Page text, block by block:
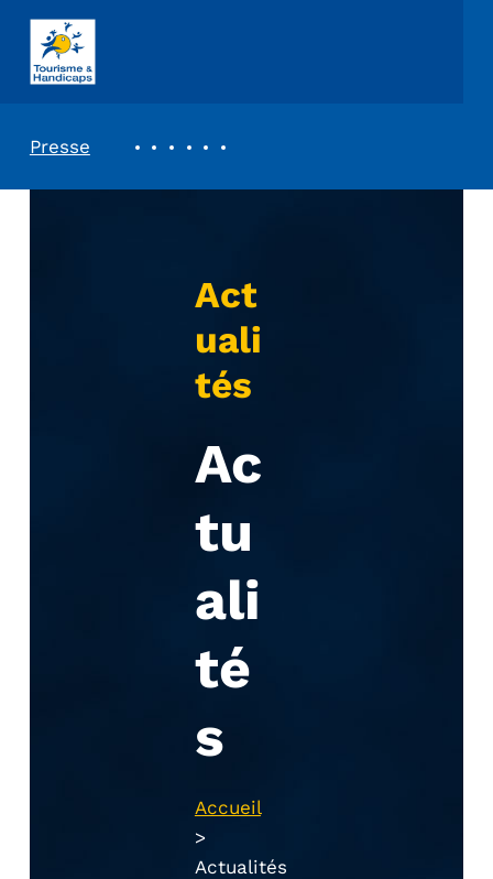
ASSOCIATION TOURISME ET HANDICAPS
Presse
Act
uali
tés
Ac
tu
ali
té
s
Accueil
>
Actualités